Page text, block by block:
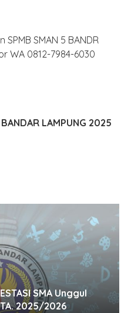
SMAN 5 BANDR
WA 0812-7984-6030
LAMPUNG 2025
SMA Unggul
2025/2026